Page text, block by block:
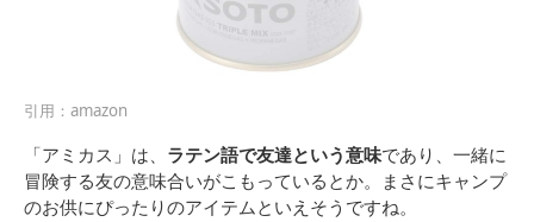
引用：amazon
「アミカス」は、 ラテン語で友達という意味であり、一緒に
冒険する友の意味合いがこもっているとか。まさにキャンプ
のお供にぴったりのアイテムといえそうですね。